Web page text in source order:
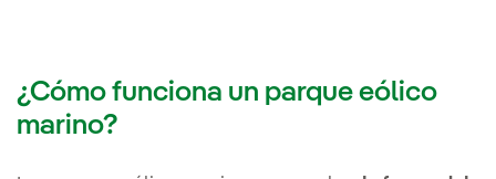
¿Cómo funciona un parque eólico
marino?